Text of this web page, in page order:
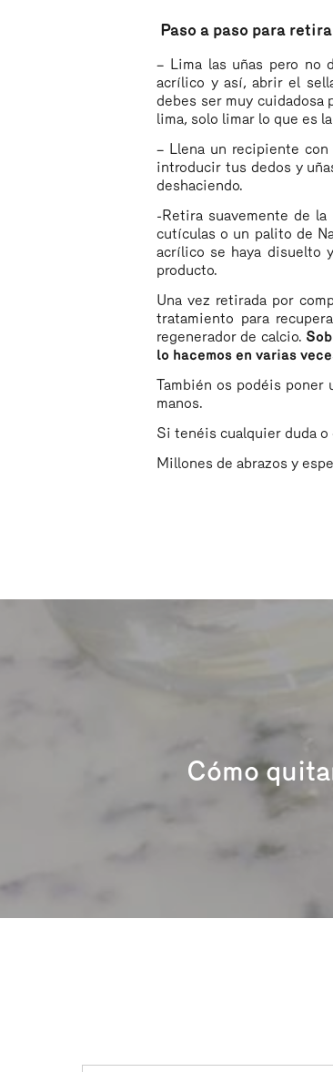
Paso a paso para
– Lima las uñas pero no
acrílico y así, abrir el
debes ser muy cuidadosa
lima, solo limar lo que es
– Llena un recipiente con
introducir tus dedos y
deshaciendo.
-Retira suavemente de
cutículas o un palito de
acrílico se haya disuelto
producto.
Una vez retirada por
tratamiento para
regenerador de calcio.
lo hacemos en varias
También os podéis poner
manos.
Si tenéis cualquier duda
Millones de abrazos y
Cómo